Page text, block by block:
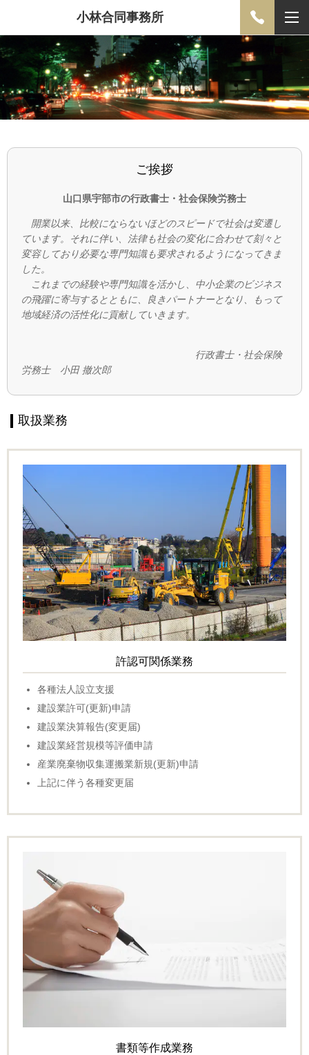
小林合同事務所
ご挨拶
山口県宇部市の行政書士・社会保険労務士
開業以来、比較にならないほどのスピードで社会は変遷し
ています。それに伴い、法律も社会の変化に合わせて刻々と
変容しており必要な専門知識も要求されるようになってきま
した。
これまでの経験や専門知識を活かし、中小企業のビジネス
の飛躍に寄与するとともに、良きパートナーとなり、もって
地域経済の活性化に貢献していきます。
行政書士・社会保険
労務士 小田 撤次郎
取扱業務
許認可関係業務
各種法人設立支援
建設業許可(更新)申請
建設業決算報告(変更届)
建設業経営規模等評価申請
産業廃棄物収集運搬業新規(更新)申請
上記に伴う各種変更届
書類等作成業務